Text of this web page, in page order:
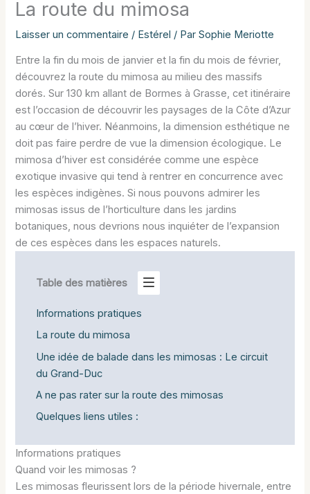
La route du mimosa
Laisser un commentaire / Estérel / ParSophie Meriotte
Entre la fin du mois de janvier et la fin du mois de février,
découvrez la route du mimosa au milieu des massifs
dorés. Sur 130 km allant de Bormes à Grasse, cet itinéraire
est l’occasion de découvrir les paysages de la Côte d’Azur
au cœur de l’hiver. Néanmoins, la dimension esthétique ne
doit pas faire perdre de vue la dimension écologique. Le
mimosa d’hiver est considérée comme une espèce
exotique invasive qui tend à rentrer en concurrence avec
les espèces indigènes. Si nous pouvons admirer les
mimosas issus de l’horticulture dans les jardins
botaniques, nous devrions nous inquiéter de l’expansion
de ces espèces dans les espaces naturels.
Table des matières
Informations pratiques
La route du mimosa
Une idée de balade dans les mimosas : Le circuit
du Grand-Duc
A ne pas rater sur la route des mimosas
Quelques liens utiles :
Informations pratiques
Quand voir les mimosas ?
Les mimosas fleurissent lors de la période hivernale, entre